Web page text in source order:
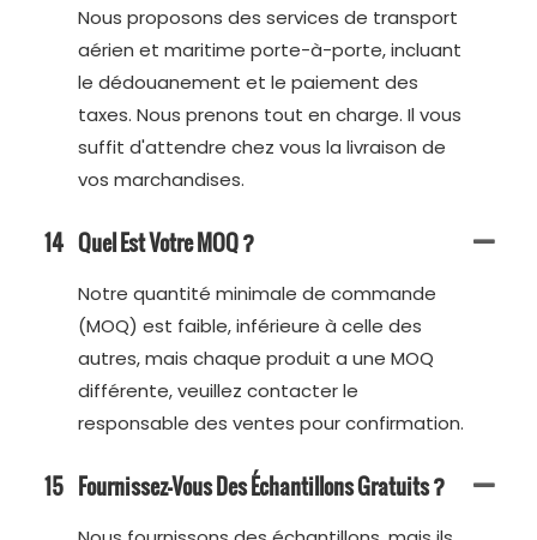
Nous proposons des services de transport
aérien et maritime porte-à-porte, incluant
le dédouanement et le paiement des
taxes. Nous prenons tout en charge. Il vous
suffit d'attendre chez vous la livraison de
vos marchandises.
14 Quel Est Votre MOQ ?
Notre quantité minimale de commande
(MOQ) est faible, inférieure à celle des
autres, mais chaque produit a une MOQ
différente, veuillez contacter le
responsable des ventes pour confirmation.
15 Fournissez-Vous Des Échantillons Gratuits ?